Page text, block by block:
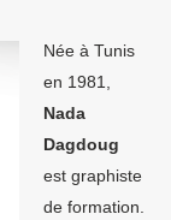
Née à Tunis
en 1981,
Nada
Dagdoug
est graphiste
de formation.